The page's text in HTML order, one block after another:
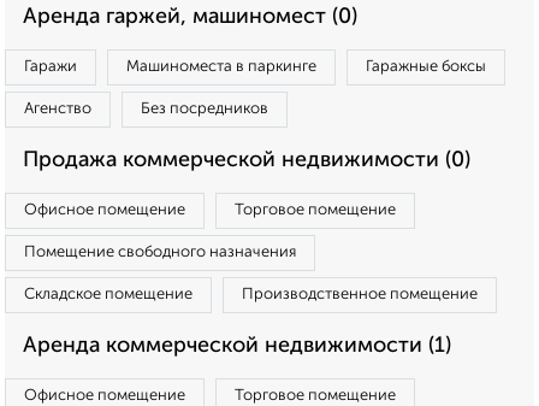
Аренда гаржей, машиномест (0)
Гаражи Машиноместа в паркинге Гаражные боксы
Агенство Без посредников
Продажа коммерческой недвижимости (0)
Офисное помещение Торговое помещение
Помещение свободного назначения
Складское помещение Производственное помещение
Аренда коммерческой недвижимости (1)
Офисное помещение Торговое помещение